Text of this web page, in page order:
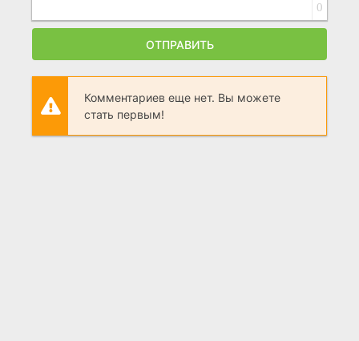
0
ОТПРАВИТЬ
Комментариев еще нет. Вы можете
стать первым!